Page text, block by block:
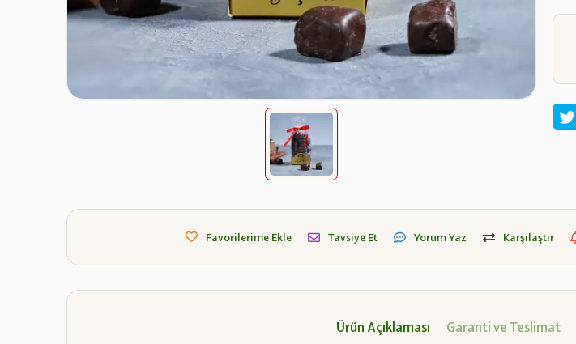
Favorilerime Ekle Tavsiye Et Yorum Yaz Karşılaştır
Ürün Açıklaması Garanti ve Teslimat